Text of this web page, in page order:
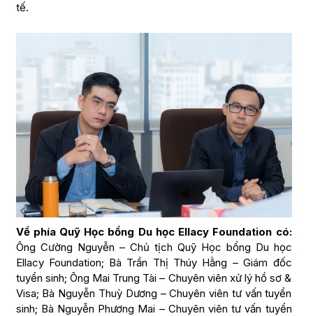
tế.
Về phía Quỹ Học bổng Du học Ellacy Foundation có:
Ông Cường Nguyễn – Chủ tịch Quỹ Học bổng Du học
Ellacy Foundation; Bà Trần Thị Thúy Hằng – Giám đốc
tuyển sinh; Ông Mai Trung Tài – Chuyên viên xử lý hồ sơ &
Visa; Bà Nguyễn Thuỳ Dương – Chuyên viên tư vấn tuyển
sinh; Bà Nguyễn Phương Mai – Chuyên viên tư vấn tuyển